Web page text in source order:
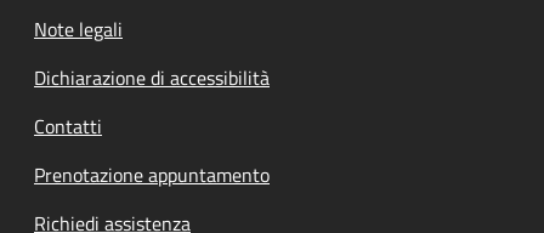
Note legali
Dichiarazione di accessibilità
Contatti
Prenotazione appuntamento
Richiedi assistenza